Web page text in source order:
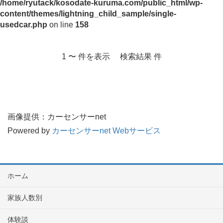
/home/ryutack/kosodate-kuruma.com/public_html/wp-
content/themes/lightning_child_sample/single-
usedcar.php on line 158
1 〜 件を表示 検索結果 件
画像提供：カーセンサーnet
Powered by カーセンサーnet Webサービス
ホーム
家族人数別
体験談